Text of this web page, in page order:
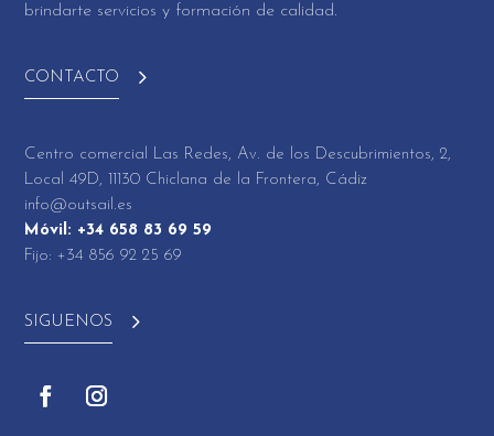
brindarte servicios y formación de calidad.
CONTACTO
Centro comercial Las Redes, Av. de los Descubrimientos, 2,
Local 49D, 11130 Chiclana de la Frontera, Cádiz
info@outsail.es
Móvil: +34 658 83 69 59
Fijo: +34 856 92 25 69
SIGUENOS